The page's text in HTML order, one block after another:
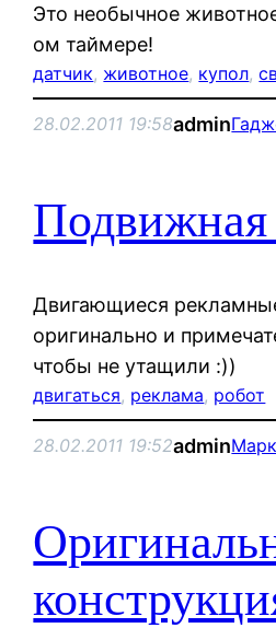
Это необычное
ом таймере!
датчик, животное, купол,
28.02.2011 19:58admin
Подвижная
Двигающиеся
оригинально и
чтобы не утащили :))
двигаться, реклама, робот
28.02.2011 19:52admin